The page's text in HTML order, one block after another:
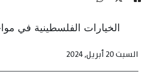
الخيارات الفلسطينية في
السبت 20 أبريل, 2024